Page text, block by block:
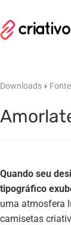
Downloads ›
Quando seu
tipográfico
uma atmosfera
camisetas